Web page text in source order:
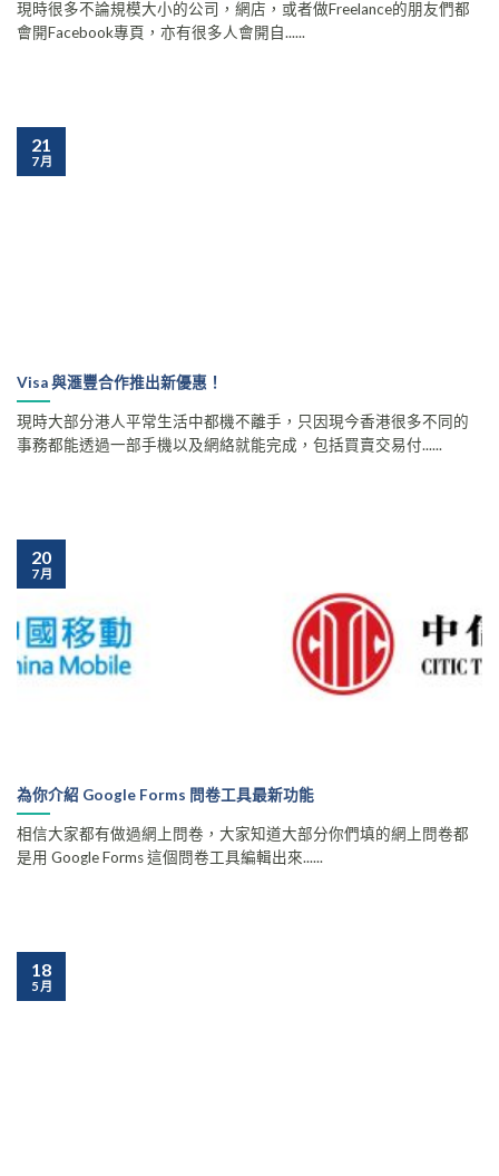
現時很多不論規模大小的公司，網店，或者做Freelance的朋友們都
會開Facebook專頁，亦有很多人會開自......
Visa 與滙豐合作推出新優惠！
現時大部分港人平常生活中都機不離手，只因現今香港很多不同的
事務都能透過一部手機以及網絡就能完成，包括買賣交易付......
21
7 月
為你介紹 Google Forms 問卷工具最新功能
相信大家都有做過網上問卷，大家知道大部分你們填的網上問卷都
是用 Google Forms 這個問卷工具編輯出來......
20
7 月
18
5 月